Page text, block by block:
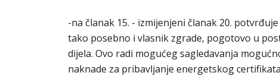
-na članak 15. - izmijenjeni članak 20.
tako posebno i vlasnik zgrade, pogotovo u
dijela. Ovo radi mogućeg sagledavanja
naknade za pribavljanje energetskog